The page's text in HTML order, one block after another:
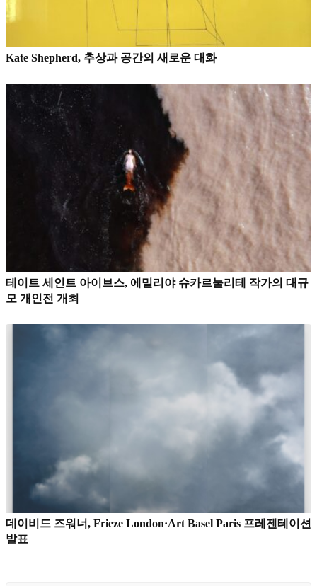
Kate Shepherd, 추상과 공간의 새로운 대화
테이트 세인트 아이브스, 에밀리야 슈카르눌리테 작가의 대규
모 개인전 개최
데이비드 즈워너, Frieze London·Art Basel Paris 프레젠테이션
발표